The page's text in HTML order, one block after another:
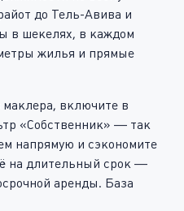
до Тель-Авива и
в шекелях, в каждом
жилья и прямые
включите в
«Собственник» — так
напрямую и сэкономите
на длительный срок —
аренды. База